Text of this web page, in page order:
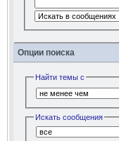
Опции поиска
Найти темы с
Искать сообщения